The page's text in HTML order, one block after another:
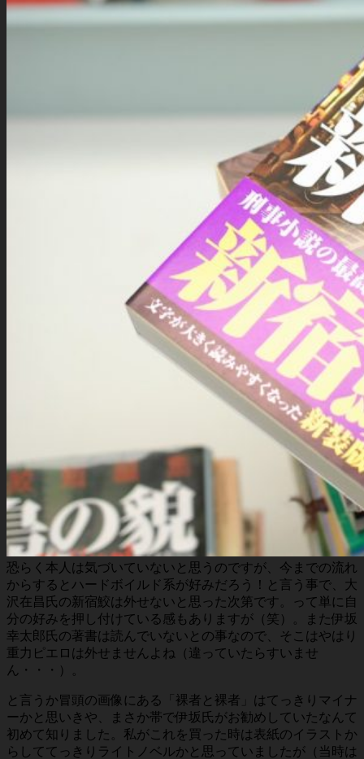
恐らく本人は気づいていないと思うのですが、今までの流れ
からするとハードボイルド系が好みだろう！と言う事で、大
沢在昌氏の新宿鮫は外せないと思った次第です。って単に自
分の好みを押し付けている感もありますが（笑）。また伊坂
幸太郎氏の著書は読んでいないとの事なので、そこはやはり
重力ピエロは外せませんよね（違っていたらすいませ
ん・・・）。
と言うか冒頭の画像にある「裸者と裸者」はてっきりマイナ
ーかと思いきや、まさか帯で伊坂氏がお勧めしていたなんて
初めて知りました。私がこれを買った時は表紙のイラストか
らしててっきりライトノベルかと思っていましたが（当時は